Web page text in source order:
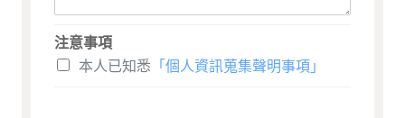
注意事項
本人已知悉 「個人資訊蒐集聲明事項」